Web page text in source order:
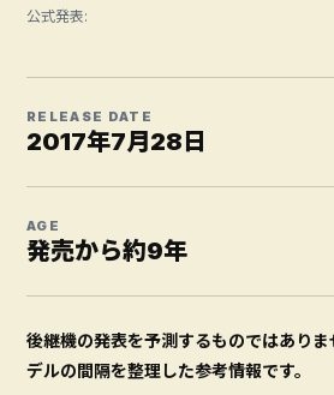
公式発表:
RELEASE DATE
2017年7月28日
AGE
発売から約9年
後継機の発表を予測するものではあり
デルの間隔を整理した参考情報です。